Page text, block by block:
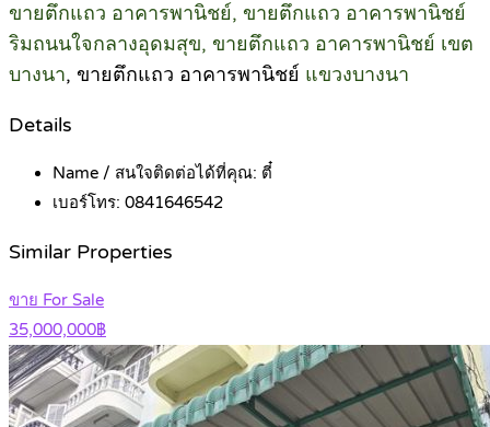
ขายตึกแถว อาคารพานิชย์, ขายตึกแถว อาคารพานิชย์
ริมถนนใจกลางอุดมสุข, ขายตึกแถว อาคารพานิชย์ เขต
บางนา, ขายตึกแถว อาคารพานิชย์ แขวงบางนา
Details
Name / สนใจติดต่อได้ที่คุณ: ตี๋
เบอร์โทร: 0841646542
Similar Properties
ขาย For Sale
35,000,000฿